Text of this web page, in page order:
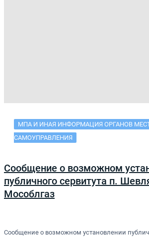
МПА И ИНАЯ ИНФОРМАЦИЯ ОРГАНОВ
САМОУПРАВЛЕНИЯ
Сообщение о возможном
публичного сервитута п.
Мособлгаз
Сообщение о возможном установлении